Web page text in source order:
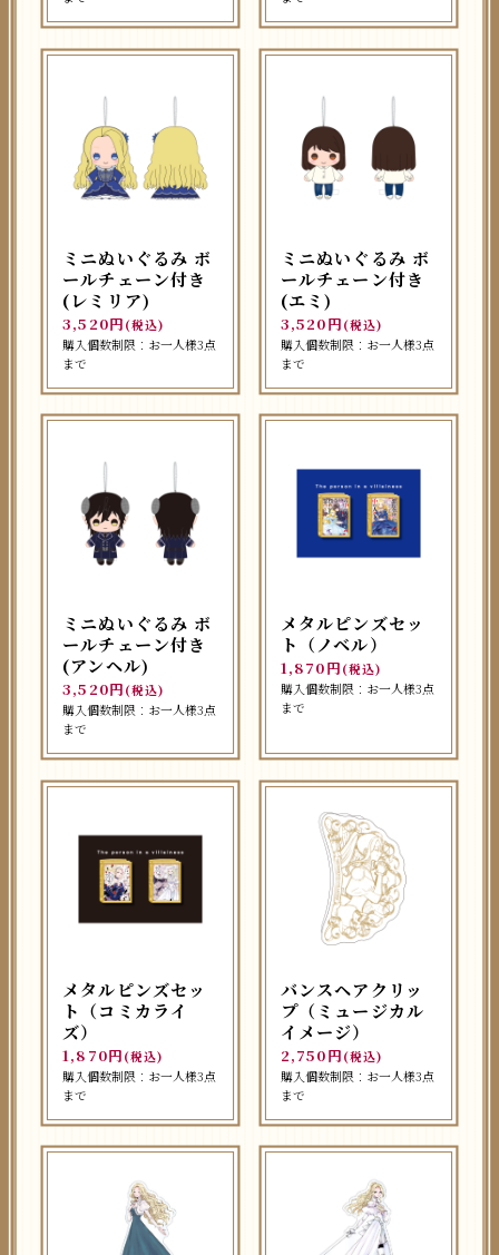
ミニぬいぐるみ ボ
ールチェーン付き
(レミリア)
3,520円 (税込)
購入個数制限：お一人様3点
まで
ミニぬいぐるみ ボ
ールチェーン付き
(エミ)
3,520円 (税込)
購入個数制限：お一人様3点
まで
ミニぬいぐるみ ボ
ールチェーン付き
(アンヘル)
3,520円 (税込)
購入個数制限：お一人様3点
まで
メタルピンズセッ
ト（ノベル）
1,870円 (税込)
購入個数制限：お一人様3点
まで
メタルピンズセッ
ト（コミカライ
ズ）
1,870円 (税込)
購入個数制限：お一人様3点
まで
バンスヘアクリッ
プ（ミュージカル
イメージ）
2,750円 (税込)
購入個数制限：お一人様3点
まで